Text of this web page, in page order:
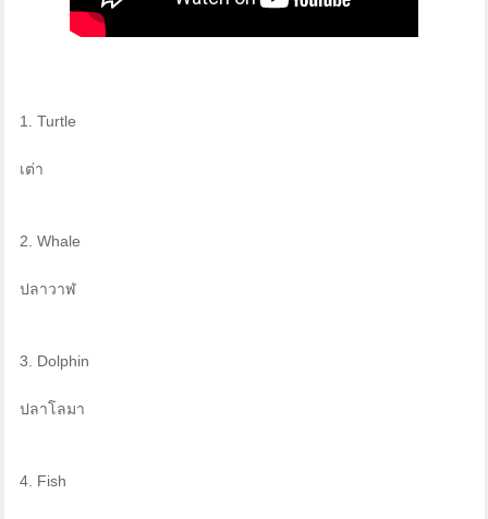
1. Turtle
เต่า
2. Whale
ปลาวาฬ
3. Dolphin
ปลาโลมา
4. Fish